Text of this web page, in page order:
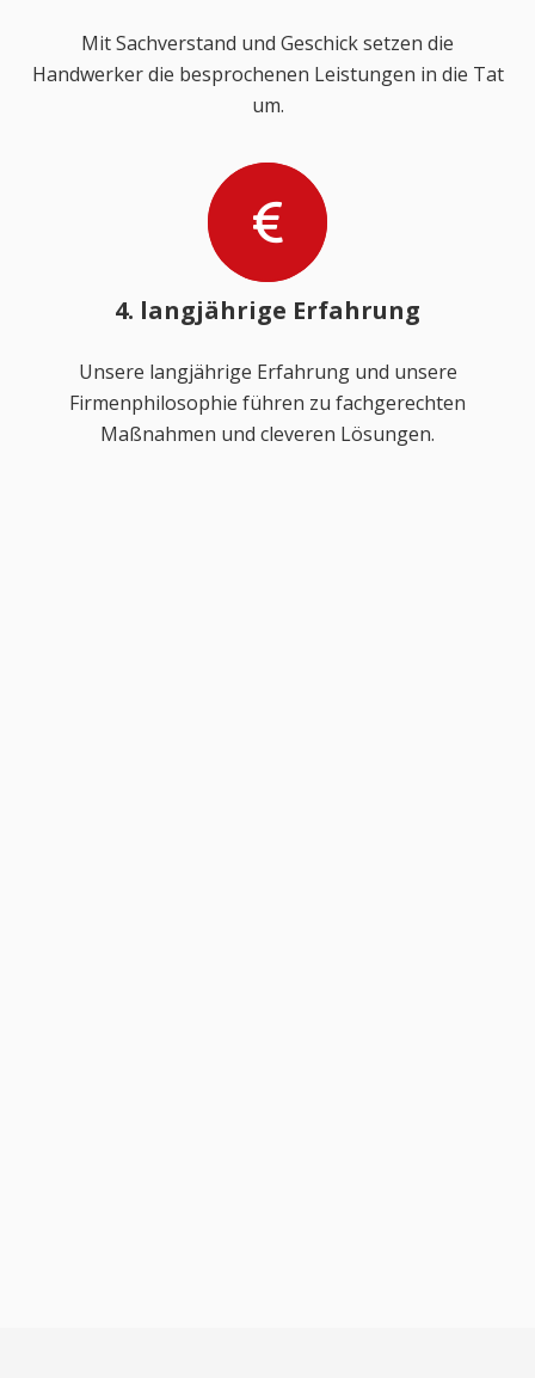
Mit Sachverstand und Geschick setzen die
Handwerker die besprochenen Leistungen in die Tat
um.
4. langjährige Erfahrung
Unsere langjährige Erfahrung und unsere
Firmenphilosophie führen zu fachgerechten
Maßnahmen und cleveren Lösungen.